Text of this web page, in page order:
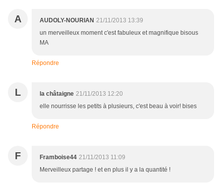
A AUDOLY-NOURIAN 21/11/2013 13:39
un merveilleux moment c'est fabuleux et magnifique bisous
MA
Répondre
L la châtaigne 21/11/2013 12:20
elle nourrisse les petits à plusieurs, c'est beau à voir! bises
Répondre
F Framboise44 21/11/2013 11:09
Merveilleux partage ! et en plus il y a la quantité !